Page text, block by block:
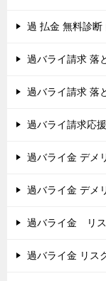
過 払金 無料診断
過バライ請求 落
過バライ請求 落
過バライ請求応
過バライ金 デメ
過バライ金 デメ
過バライ金 リ
過バライ金 リス